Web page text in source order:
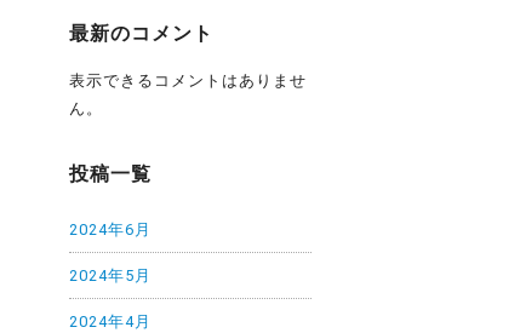
最新のコメント
表示できるコメントはありませ
ん。
投稿一覧
2024年6月
2024年5月
2024年4月